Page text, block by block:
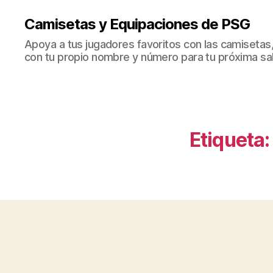
Camisetas y Equipaciones de PSG
Apoya a tus jugadores favoritos con las
con tu propio nombre y número para tu próxima
Etiqueta: